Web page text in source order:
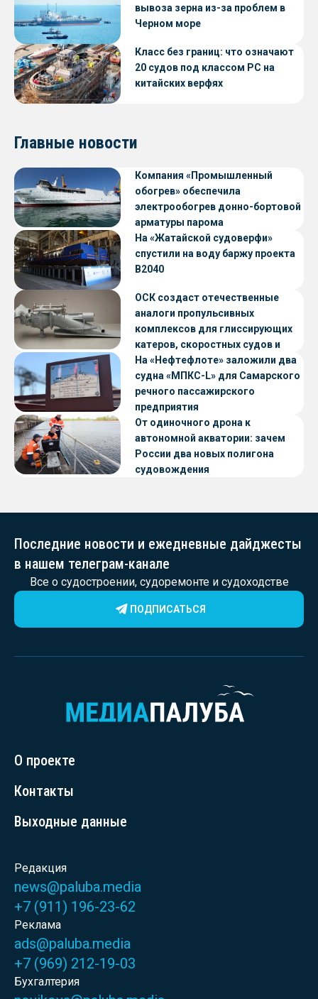
вывоза зерна из-за проблем в
Черном море
Класс без границ: что означают
20 судов под классом РС на
китайских верфях
Главные новости
Компания «Промышленный
обогрев» обеспечила
электрообогрев донно-бортовой
арматуры парома
«Петропавловск» проекта CNF22
На «Жатайской судоверфи»
спустили на воду баржу проекта
В2040
ОСК создаст отечественные
аналоги пропульсивных
комплексов для глиссирующих
катеров, скоростных судов и
судов с малой осадкой
На «Нефтефлоте» заложили два
судна «МПКС-L» для Самарского
речного пассажирского
предприятия
От одиночного дрона к
автономной акватории: зачем
России два новых полигона
судовождения
Последние новости и ежедневные дайджесты
в нашем телеграм-канале
Все о судостроении, судоремонте и судоходстве
ПОДПИСАТЬСЯ
О проекте
Контакты
Выходные данные
Редакция
news@paluba.media
+7 (911) 196-23-62
Реклама
ads@paluba.media
+7 (969) 212-19-03
Бухгалтерия